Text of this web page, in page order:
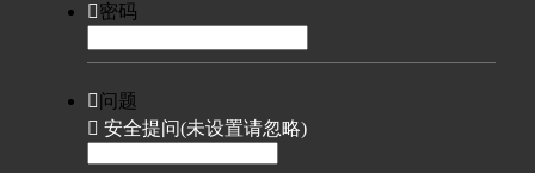
密码
问题
 安全提问(未设置请忽略)